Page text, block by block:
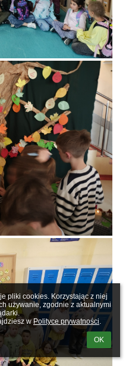
pliki cookies. Korzystając z niej
używanie, zgodnie z aktualnymi
w Polityce prywatności.
OK